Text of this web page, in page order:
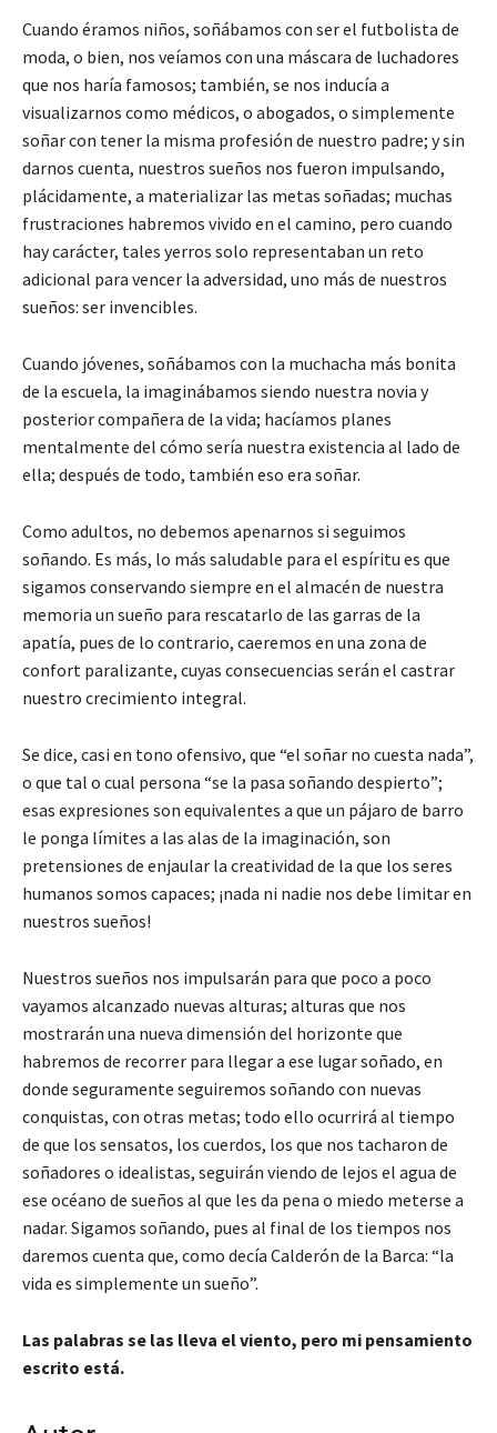
Cuando éramos niños, soñábamos con ser el futbolista de
moda, o bien, nos veíamos con una máscara de luchadores
que nos haría famosos; también, se nos inducía a
visualizarnos como médicos, o abogados, o simplemente
soñar con tener la misma profesión de nuestro padre; y sin
darnos cuenta, nuestros sueños nos fueron impulsando,
plácidamente, a materializar las metas soñadas; muchas
frustraciones habremos vivido en el camino, pero cuando
hay carácter, tales yerros solo representaban un reto
adicional para vencer la adversidad, uno más de nuestros
sueños: ser invencibles.
Cuando jóvenes, soñábamos con la muchacha más bonita
de la escuela, la imaginábamos siendo nuestra novia y
posterior compañera de la vida; hacíamos planes
mentalmente del cómo sería nuestra existencia al lado de
ella; después de todo, también eso era soñar.
Como adultos, no debemos apenarnos si seguimos
soñando. Es más, lo más saludable para el espíritu es que
sigamos conservando siempre en el almacén de nuestra
memoria un sueño para rescatarlo de las garras de la
apatía, pues de lo contrario, caeremos en una zona de
confort paralizante, cuyas consecuencias serán el castrar
nuestro crecimiento integral.
Se dice, casi en tono ofensivo, que “el soñar no cuesta nada”,
o que tal o cual persona “se la pasa soñando despierto”;
esas expresiones son equivalentes a que un pájaro de barro
le ponga límites a las alas de la imaginación, son
pretensiones de enjaular la creatividad de la que los seres
humanos somos capaces; ¡nada ni nadie nos debe limitar en
nuestros sueños!
Nuestros sueños nos impulsarán para que poco a poco
vayamos alcanzado nuevas alturas; alturas que nos
mostrarán una nueva dimensión del horizonte que
habremos de recorrer para llegar a ese lugar soñado, en
donde seguramente seguiremos soñando con nuevas
conquistas, con otras metas; todo ello ocurrirá al tiempo
de que los sensatos, los cuerdos, los que nos tacharon de
soñadores o idealistas, seguirán viendo de lejos el agua de
ese océano de sueños al que les da pena o miedo meterse a
nadar. Sigamos soñando, pues al final de los tiempos nos
daremos cuenta que, como decía Calderón de la Barca: “la
vida es simplemente un sueño”.
Las palabras se las lleva el viento, pero mi pensamiento
escrito está.